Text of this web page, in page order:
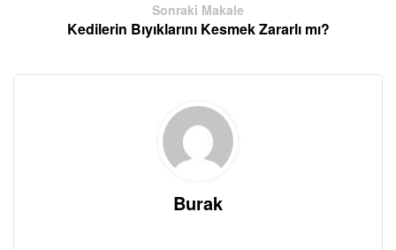
Sonraki Makale
Kedilerin Bıyıklarını Kesmek Zararlı mı?
Burak